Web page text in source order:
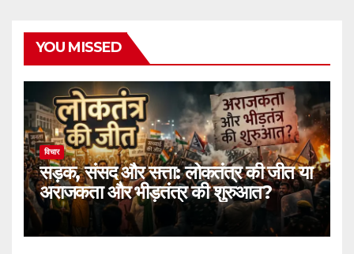
YOU MISSED
विचार
सड़क, संसद और सत्ता: लोकतंत्र की जीत या
अराजकता और भीड़तंत्र की शुरुआत?